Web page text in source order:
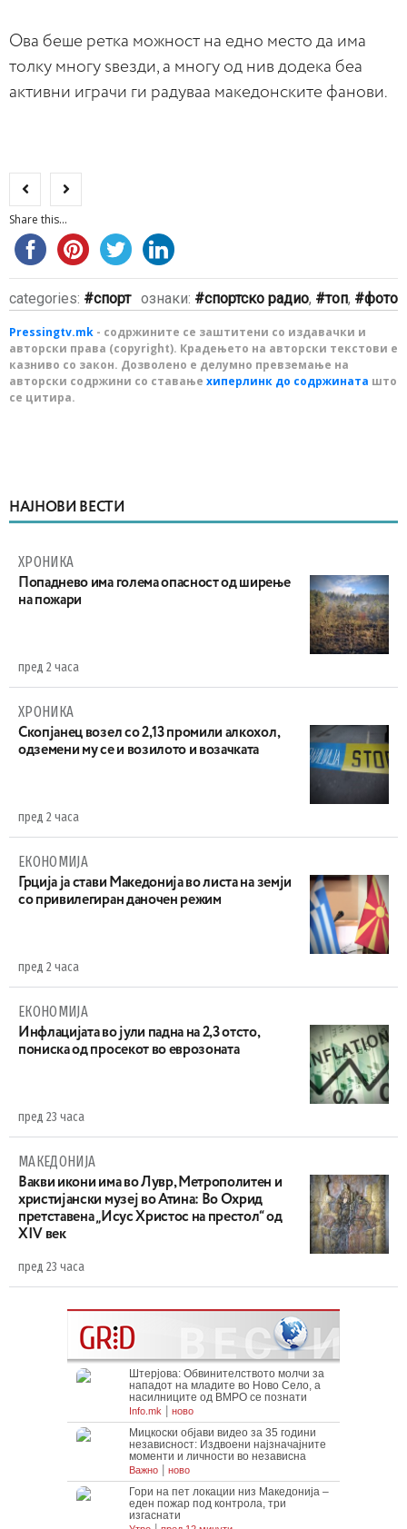
Ова беше ретка можност на едно место да има
толку многу ѕвезди, а многу од нив додека беа
активни играчи ги радуваа македонските фанови.
Share this...
categories: спорт ознаки: спортско радио, топ, фото
Pressingtv.mk - содржините се заштитени со издавачки и
авторски права (copyright). Крадењето на авторски текстови е
казниво со закон. Дозволено е делумно превземање на
авторски содржини со ставање хиперлинк до содржината што
се цитира.
НАЈНОВИ ВЕСТИ
ХРОНИКА
Попаднево има голема опасност од ширење
на пожари
пред 2 часа
ХРОНИКА
Скопјанец возел со 2,13 промили алкохол,
одземени му се и возилото и возачката
пред 2 часа
ЕКОНОМИЈА
Грција ја стави Македонија во листа на земји
со привилегиран даночен режим
пред 2 часа
ЕКОНОМИЈА
Инфлацијата во јули падна на 2,3 отсто,
пониска од просекот во еврозоната
пред 23 часа
МАКЕДОНИЈА
Вакви икони има во Лувр, Метрополитен и
христијански музеј во Атина: Во Охрид
претставена „Исус Христос на престол“ од
XIV век
пред 23 часа